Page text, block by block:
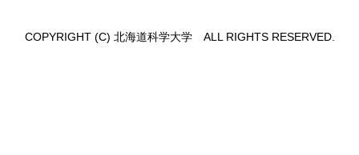
COPYRIGHT (C) 北海道科学大学 ALL RIGHTS RESERVED.